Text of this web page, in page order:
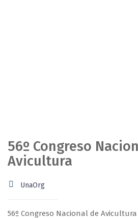
56º Congreso
Avicultura
UnaOrg
56º Congreso Nacional de